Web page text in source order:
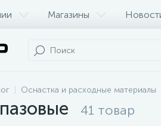
Магазины
Оснастка и расходные материалы
41 товар